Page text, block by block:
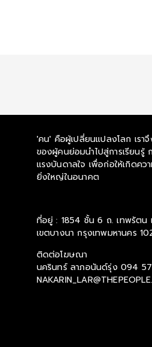
'คน' คือผู้เปลี่ยนแปลงโลก เราจึ
ของผู้คนย่อมนำไปสู่การเรียนรู้
แรงบันดาลใจ เพื่อก่อให้เกิดค
ยิ่งใหญ่ในอนาคต
ที่อยู่ : 1854 ชั้น 6 ถ. เทพรัตน
เขตบางนา กรุงเทพมหานคร
ติดต่อโฆษณา
นครินทร์ ลาภอนันด์รุ่ง 094